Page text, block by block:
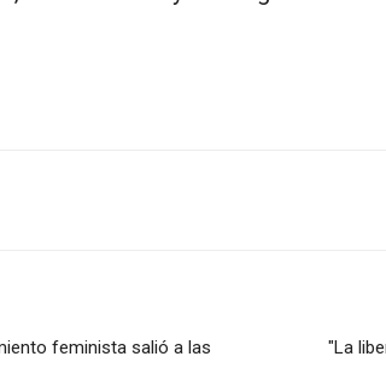
feminista salió a las
"La